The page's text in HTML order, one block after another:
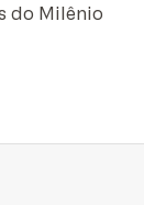
do Milênio